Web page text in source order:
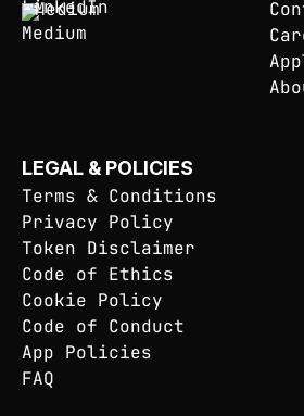
Medium
LEGAL & POLICIES
Terms & Conditions
Privacy Policy
Token Disclaimer
Code of Ethics
Cookie Policy
Code of Conduct
App Policies
FAQ